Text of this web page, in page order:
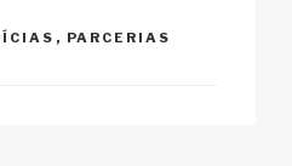
p
at
, PARCERIAS